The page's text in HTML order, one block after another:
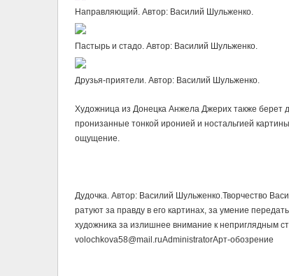
Направляющий. Автор: Василий Шульженко.
Пастырь и стадо. Автор: Василий Шульженко.
Друзья-приятели. Автор: Василий Шульженко.
Художница из Донецка Анжела Джерих также берет
пронизанные тонкой иронией и ностальгией
ощущение.
Дудочка. Автор: Василий Шульженко.Творчество
ратуют за правду в его картинах, за умение
художника за излишнее внимание к неприглядным
volochkova58@mail.ruAdministratorАрт-обозрение